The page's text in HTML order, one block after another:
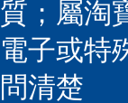
；屬淘
子或特
清楚